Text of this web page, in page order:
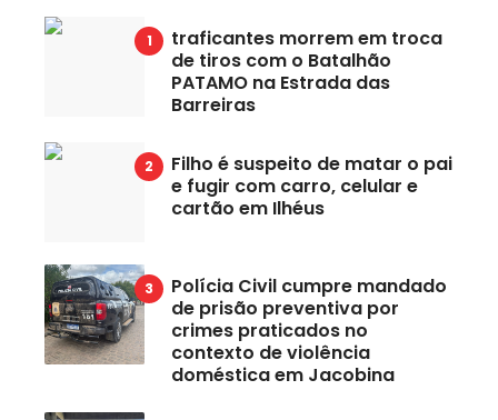
traficantes morrem em troca
de tiros com o Batalhão
PATAMO na Estrada das
Barreiras
Filho é suspeito de matar o pai
e fugir com carro, celular e
cartão em Ilhéus
Polícia Civil cumpre mandado
de prisão preventiva por
crimes praticados no
contexto de violência
doméstica em Jacobina